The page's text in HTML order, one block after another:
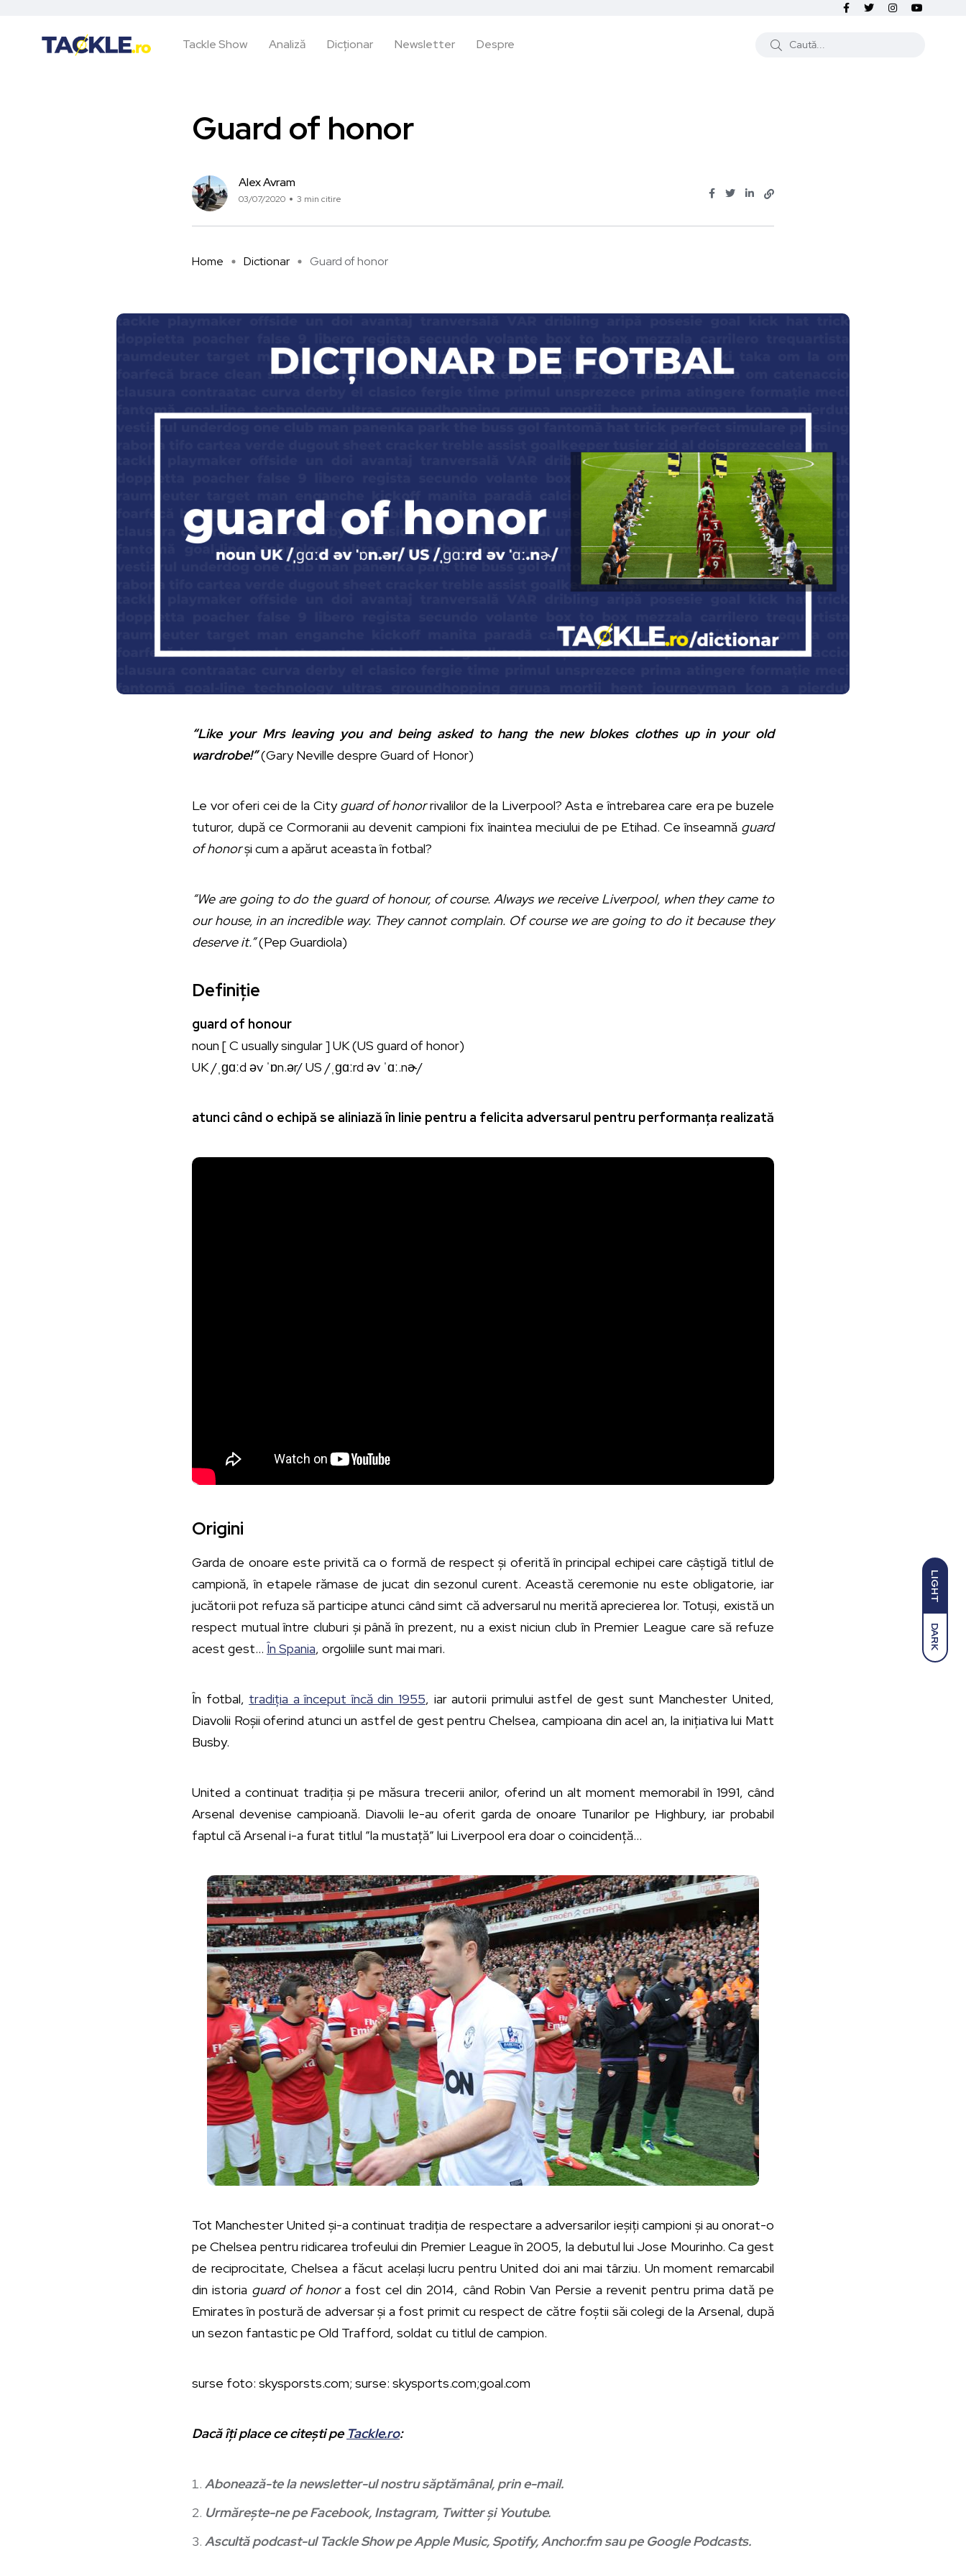
LIGHT
DARK
Tackle Show Analiză Dicționar Newsletter Despre
Guard of honor
Alex Avram
03/07/2020 3 min citire
Home Dictionar Guard of honor
“Like your Mrs leaving you and being asked to hang the new blokes clothes up in your old
wardrobe!”(Gary Neville despre Guard of Honor)
Le vor oferi cei de la Cityguard of honorrivalilor de la Liverpool? Asta e întrebarea care era pe buzele
tuturor, după ce Cormoranii au devenit campioni fix înaintea meciului de pe Etihad. Ce înseamnă guard
of honorși cum a apărut aceasta în fotbal?
“We are going to do the guard of honour, of course. Always we receive Liverpool, when they came to
our house, in an incredible way. They cannot complain. Of course we are going to do it because they
deserve it.”(Pep Guardiola)
Definiție
guard of honour
noun [ C usually singular ] UK (US guard of honor)
UK /ˌɡɑːd əv ˈɒn.ər/ US /ˌɡɑːrd əv ˈɑː.nɚ/
atunci când o echipă se aliniază în linie pentru a felicita adversarul pentru performanța realizată
Origini
Garda de onoare este privită ca o formă de respect și oferită în principal echipei care câștigă titlul de
campionă, în etapele rămase de jucat din sezonul curent. Această ceremonie nu este obligatorie, iar
jucătorii pot refuza să participe atunci când simt că adversarul nu merită aprecierea lor. Totuși, există un
respect mutual între cluburi și până în prezent, nu a exist niciun club în Premier League care să refuze
acest gest… În Spania, orgoliile sunt mai mari.
În fotbal, tradiția a început încă din 1955, iar autorii primului astfel de gest sunt Manchester United,
Diavolii Roșii oferind atunci un astfel de gest pentru Chelsea, campioana din acel an, la inițiativa lui Matt
Busby.
United a continuat tradiția și pe măsura trecerii anilor, oferind un alt moment memorabil în 1991, când
Arsenal devenise campioană. Diavolii le-au oferit garda de onoare Tunarilor pe Highbury, iar probabil
faptul că Arsenal i-a furat titlul ”la mustață” lui Liverpool era doar o coincidență…
Tot Manchester United și-a continuat tradiția de respectare a adversarilor ieșiți campioni și au onorat-o
pe Chelsea pentru ridicarea trofeului din Premier League în 2005, la debutul lui Jose Mourinho. Ca gest
de reciprocitate, Chelsea a făcut același lucru pentru United doi ani mai târziu. Un moment remarcabil
din istoria guard of honora fost cel din 2014, când Robin Van Persie a revenit pentru prima dată pe
Emirates în postură de adversar și a fost primit cu respect de către foștii săi colegi de la Arsenal, după
un sezon fantastic pe Old Trafford, soldat cu titlul de campion.
surse foto: skysporsts.com; surse: skysports.com;goal.com
Dacă îți place ce citești pe Tackle.ro:
Abonează-te lanewsletter-ul nostru săptămânal, prin e-mail.
Urmărește-ne peFacebook, Instagram, TwitterșiYoutube.
Ascultă podcast-ulTackle ShowpeApple Music, Spotify,Anchor.fmsau pe Google Podcasts.